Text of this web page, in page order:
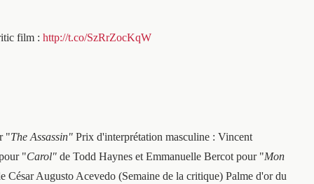
film : http://t.co/SzRrZocKqW
"The Assassin" Prix d'interprétation masculine : Vincent
"Carol" de Todd Haynes et Emmanuelle Bercot pour "Mon
César Augusto Acevedo (Semaine de la critique) Palme d'or du